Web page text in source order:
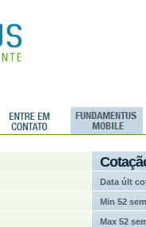
Data últ
Min 52 sem
Max 52